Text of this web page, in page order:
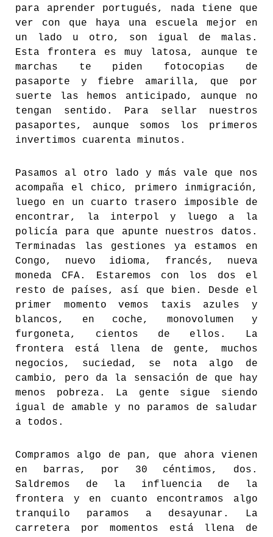
para aprender portugués, nada tiene que
ver con que haya una escuela mejor en
un lado u otro, son igual de malas.
Esta frontera es muy latosa, aunque te
marchas te piden fotocopias de
pasaporte y fiebre amarilla, que por
suerte las hemos anticipado, aunque no
tengan sentido. Para sellar nuestros
pasaportes, aunque somos los primeros
invertimos cuarenta minutos.
Pasamos al otro lado y más vale que nos
acompaña el chico, primero inmigración,
luego en un cuarto trasero imposible de
encontrar, la interpol y luego a la
policía para que apunte nuestros datos.
Terminadas las gestiones ya estamos en
Congo, nuevo idioma, francés, nueva
moneda CFA. Estaremos con los dos el
resto de países, así que bien. Desde el
primer momento vemos taxis azules y
blancos, en coche, monovolumen y
furgoneta, cientos de ellos. La
frontera está llena de gente, muchos
negocios, suciedad, se nota algo de
cambio, pero da la sensación de que hay
menos pobreza. La gente sigue siendo
igual de amable y no paramos de saludar
a todos.
Compramos algo de pan, que ahora vienen
en barras, por 30 céntimos, dos.
Saldremos de la influencia de la
frontera y en cuanto encontramos algo
tranquilo paramos a desayunar. La
carretera por momentos está llena de